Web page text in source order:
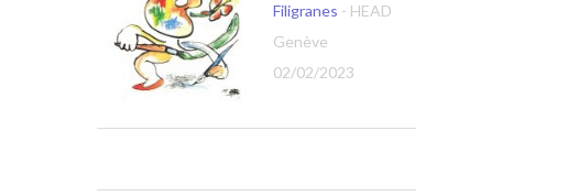
Filigranes - HEAD
Genève
02/02/2023